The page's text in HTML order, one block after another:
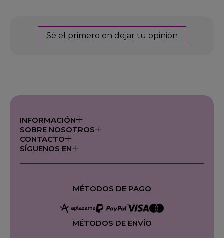
Sé el primero en dejar tu opinión
INFORMACIÓN
SOBRE NOSOTROS
CONTACTO
SÍGUENOS EN
MÉTODOS DE PAGO
MÉTODOS DE ENVÍO